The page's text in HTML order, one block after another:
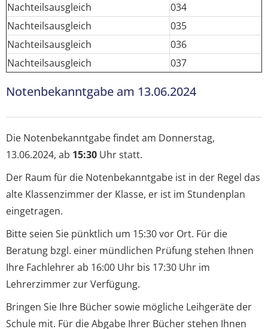
Nachteilsausgleich
034
Nachteilsausgleich
035
Nachteilsausgleich
036
Nachteilsausgleich
037
Notenbekanntgabe am 13.06.2024
Die Notenbekanntgabe findet am Donnerstag,
13.06.2024, ab 15:30Uhr statt.
Der Raum für die Notenbekanntgabe ist in der Regel das
alte Klassenzimmer der Klasse, er ist im Stundenplan
eingetragen.
Bitte seien Sie pünktlich um 15:30 vor Ort. Für die
Beratung bzgl. einer mündlichen Prüfung stehen Ihnen
Ihre Fachlehrer ab 16:00 Uhr bis 17:30 Uhr im
Lehrerzimmer zur Verfügung.
Bringen Sie Ihre Bücher sowie mögliche Leihgeräte der
Schule mit. Für die Abgabe Ihrer Bücher stehen Ihnen